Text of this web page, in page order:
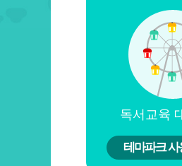
독서교육
테마파크 사